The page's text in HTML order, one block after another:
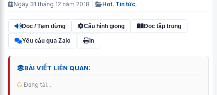
Ngày 31 tháng 12 năm 2018 Hot, Tin tức,
Đọc / Tạm dừng Cấu hình giọng Đọc tập trung
Yêu cầu qua Zalo In
BÀI VIẾT LIÊN QUAN:
Đang tải...